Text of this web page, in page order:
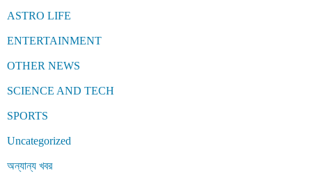
ASTRO LIFE
ENTERTAINMENT
OTHER NEWS
SCIENCE AND TECH
SPORTS
Uncategorized
অন্যান্য খবর